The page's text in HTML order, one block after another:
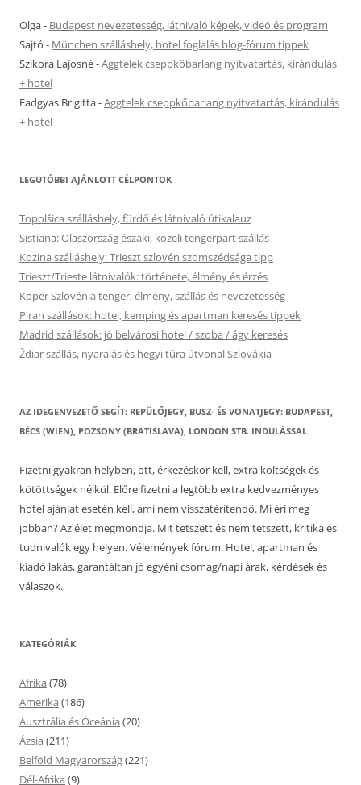
Olga- Budapest nevezetesség, látnivaló képek, videó és program
Sajtó - München szálláshely, hotel foglalás blog-fórum tippek
Szikora Lajosné-Aggtelek cseppkőbarlang nyitvatartás, kirándulás
+ hotel
Fadgyas Brigitta-Aggtelek cseppkőbarlang nyitvatartás, kirándulás
+ hotel
LEGUTÓBBI AJÁNLOTT CÉLPONTOK
Topolšica szálláshely, fürdő és látnivaló útikalauz
Sistiana: Olaszország északi, közeli tengerpart szállás
Kozina szálláshely: Trieszt szlovén szomszédsága tipp
Trieszt/Trieste látnivalók: története, élmény és érzés
Koper Szlovénia tenger, élmény, szállás és nevezetesség
Piran szállások: hotel, kemping és apartman keresés tippek
Madrid szállások: jó belvárosi hotel / szoba / ágy keresés
Ždiar szállás, nyaralás és hegyi túra útvonal Szlovákia
AZ IDEGENVEZETŐ SEGÍT: REPÜLŐJEGY, BUSZ- ÉS VONATJEGY: BUDAPEST,
BÉCS (WIEN), POZSONY (BRATISLAVA), LONDON STB. INDULÁSSAL
Fizetni gyakran helyben, ott, érkezéskor kell, extra költségek és
kötöttségek nélkül. Előre fizetni a legtöbb extra kedvezményes
hotel ajánlat esetén kell, ami nem visszatérítendő. Mi éri meg
jobban? Az élet megmondja. Mit tetszett és nem tetszett, kritika és
tudnivalók egy helyen. Vélemények fórum. Hotel, apartman és
kiadó lakás, garantáltan jó egyéni csomag/napi árak, kérdések és
válaszok.
KATEGÓRIÁK
Afrika (78)
Amerika (186)
Ausztrália és Óceánia (20)
Ázsia (211)
Belföld Magyarország(221)
Dél-Afrika (9)